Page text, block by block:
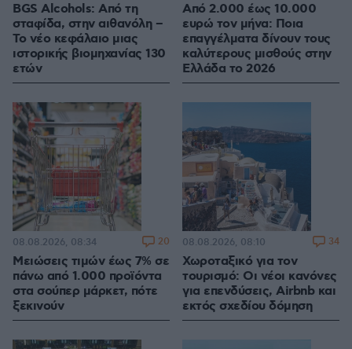
BGS Alcohols: Από τη
σταφίδα, στην αιθανόλη –
Το νέο κεφάλαιο μιας
ιστορικής βιομηχανίας 130
ετών
Από 2.000 έως 10.000
ευρώ τον μήνα: Ποια
επαγγέλματα δίνουν τους
καλύτερους μισθούς στην
Ελλάδα το 2026
Μειώσεις τιμών έως 7% σε
πάνω από 1.000 προϊόντα
στα σούπερ μάρκετ, πότε
ξεκινούν
08.08.2026, 08:34 20
Χωροταξικό για τον
τουρισμό: Οι νέοι κανόνες
για επενδύσεις, Airbnb και
εκτός σχεδίου δόμηση
08.08.2026, 08:10 34